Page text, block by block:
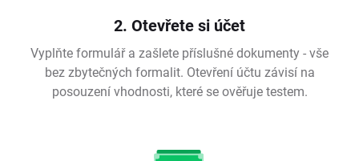
2. Otevřete si účet
Vyplňte formulář a zašlete příslušné dokumenty - vše
bez zbytečných formalit. Otevření účtu závisí na
posouzení vhodnosti, které se ověřuje testem.